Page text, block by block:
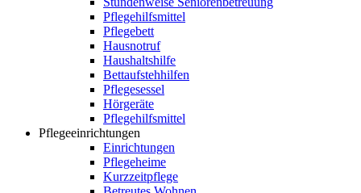
Pflegehilfsmittel
Pflegebett
Hausnotruf
Haushaltshilfe
Bettaufstehhilfen
Pflegesessel
Hörgeräte
Pflegehilfsmittel
Pflegeeinrichtungen
Einrichtungen
Pflegeheime
Kurzzeitpflege